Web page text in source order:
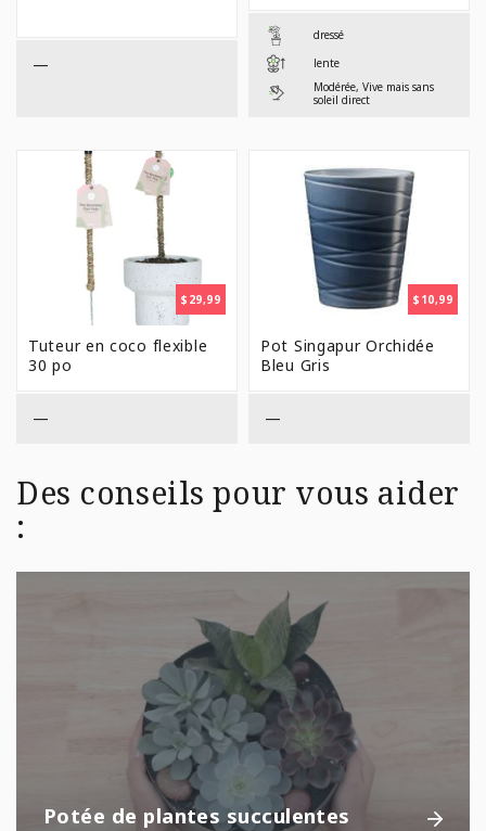
—
dressé
lente
Modérée, Vive mais sans
soleil direct
$ 29,99
Tuteur en coco flexible
30 po
—
$ 10,99
Pot Singapur Orchidée
Bleu Gris
—
Des conseils pour vous aider
:
Potée de plantes succulentes